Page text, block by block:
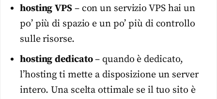
hosting VPS– con un servizio VPS hai un
po’ più di spazio e un po’ più di controllo
sulle risorse.
hosting dedicato– quando è dedicato,
l’hosting ti mette a disposizione un server
intero. Una scelta ottimale se il tuo sito è